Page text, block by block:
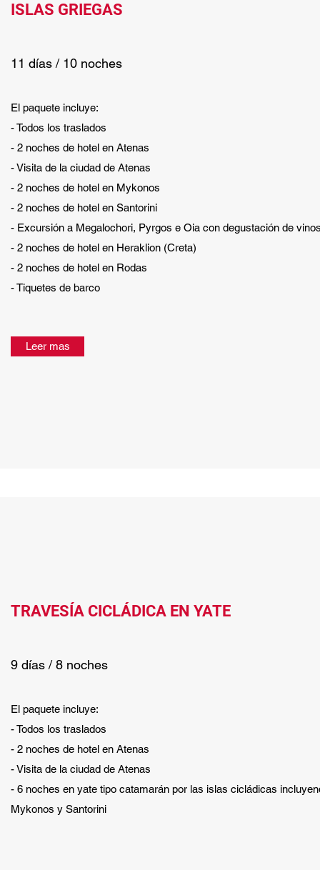
ISLAS GRIEGAS
11 días / 10 noches
El paquete incluye:
- Todos los traslados
- 2 noches de hotel en Atenas
- Visita de la ciudad de Atenas
- 2 noches de hotel en Mykonos
- 2 noches de hotel en Santorini
- Excursión a Megalochori, Pyrgos e Oia con degustación de
- 2 noches de hotel en Heraklion (Creta)
- 2 noches de hotel en Rodas
- Tiquetes de barco
Leer mas
TRAVESÍA CICLÁDICA EN YATE
9 días / 8 noches
El paquete incluye:
- Todos los traslados
- 2 noches de hotel en Atenas
- Visita de la ciudad de Atenas
- 6 noches en yate tipo catamarán por las islas cicládicas
Mykonos y Santorini